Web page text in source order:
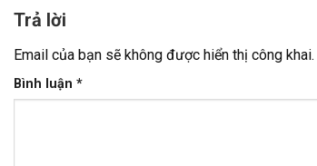
Trả lời
Email của bạn sẽ không được hiển thị công khai.
Bình luận *